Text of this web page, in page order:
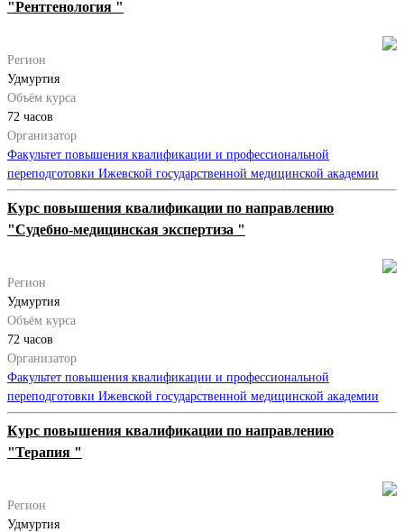
"Рентгенология "
Регион
Удмуртия
Объём курса
72 часов
Организатор
Факультет повышения квалификации и профессиональной
переподготовки Ижевской государственной медицинской академии
Курс повышения квалификации по направлению
"Судебно-медицинская экспертиза "
Регион
Удмуртия
Объём курса
72 часов
Организатор
Факультет повышения квалификации и профессиональной
переподготовки Ижевской государственной медицинской академии
Курс повышения квалификации по направлению
"Терапия "
Регион
Удмуртия